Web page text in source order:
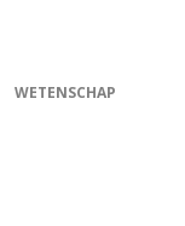
WETENSCHAP